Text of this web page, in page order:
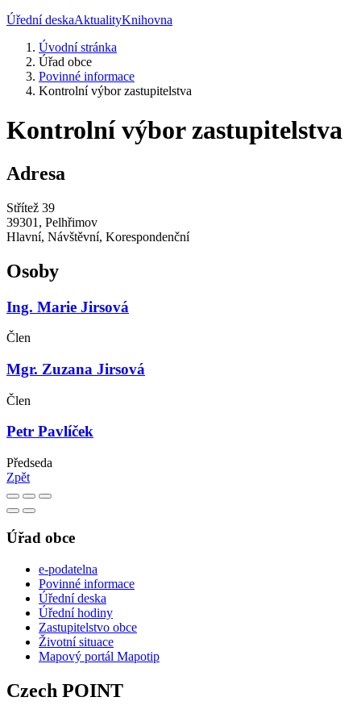
Úřední deskaAktualityKnihovna
Úvodní stránka
Úřad obce
Povinné informace
Kontrolní výbor zastupitelstva
Kontrolní výbor zastupitelstva
Adresa
Střítež 39
39301, Pelhřimov
Hlavní, Návštěvní, Korespondenční
Osoby
Ing. Marie Jirsová
Člen
Mgr. Zuzana Jirsová
Člen
Petr Pavlíček
Předseda
Zpět
Úřad obce
e-podatelna
Povinné informace
Úřední deska
Úřední hodiny
Zastupitelstvo obce
Životní situace
Mapový portál Mapotip
Czech POINT